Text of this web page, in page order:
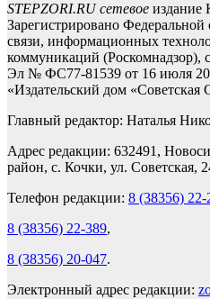
STEPZORI.RU сетевое издание
Зарегистрировано
связи, информационных
коммуникаций (Роскомнадзор),
Эл № ФС77-81539 от 16 июля
«Издательский дом «Советская
Главный редактор: Наталья
Адрес редакции: 632491,
район, с. Кочки, ул. Советская,
Телефон редакции: 8 (38356) 22-
8 (38356) 22-389,
8 (38356) 20-047.
Электронный адрес редакции: